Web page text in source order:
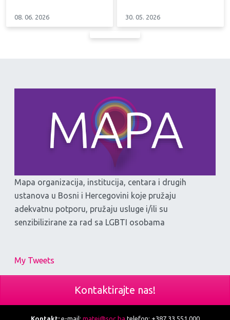
08. 06. 2026 30. 05. 2026
Mapa organizacija, institucija, centara i drugih
ustanova u Bosni i Hercegovini koje pružaju
adekvatnu potporu, pružaju usluge i/ili su
senzibilizirane za rad sa LGBTI osobama
My Tweets
Kontaktirajte nas!
Kontakt:e-mail: matej@soc.ba telefon: +387 33 551 000